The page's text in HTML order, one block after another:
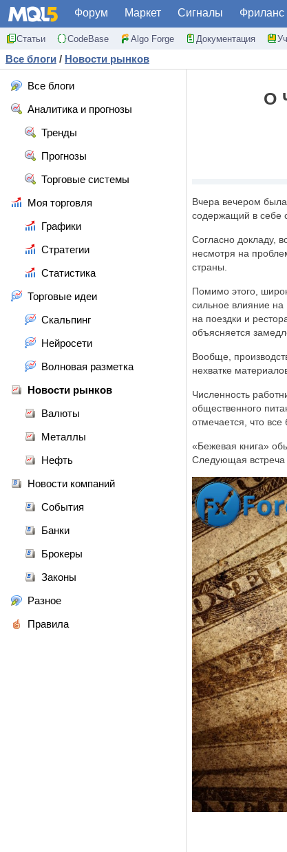
Форум Маркет Сигналы Фриланс
Статьи CodeBase Algo Forge Документация
Все блоги / Новости рынков
Все блоги
Аналитика и прогнозы
Тренды
Прогнозы
Торговые системы
Моя торговля
Графики
Стратегии
Статистика
Торговые идеи
Скальпинг
Нейросети
Волновая разметка
Новости рынков
Валюты
Металлы
Нефть
Новости компаний
События
Банки
Брокеры
Законы
Разное
Правила
О
Вчера вечером
содержащий в себе
Согласно докладу,
несмотря на
страны.
Помимо этого,
сильное влияние на
на поездки и
объясняется
Вообще,
нехватке
Численность
общественного
отмечается, что
«Бежевая книга»
Следующая встреча